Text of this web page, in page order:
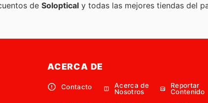
de Soloptical y todas las mejores tiendas del
ACERCA DE
Contacto
Acerca de
Nosotros
Reportar
Contenido